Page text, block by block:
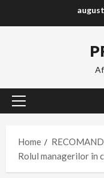
Primary
Home
Rolul managerilor în